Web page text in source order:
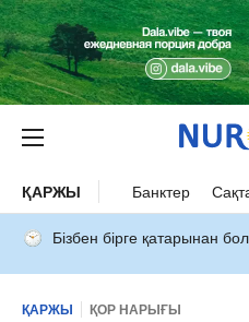
ҚАРЖЫ Банктер
Бізбен бірге қатарынан
ҚАРЖЫ ҚОР НАРЫҒЫ